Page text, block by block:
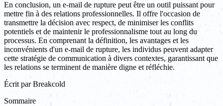
En conclusion, un e-mail de rupture peut être un outil puissant pour
mettre fin à des relations professionnelles. Il offre l'occasion de
transmettre la décision avec respect, de minimiser les conflits
potentiels et de maintenir le professionnalisme tout au long du
processus. En comprenant la définition, les avantages et les
inconvénients d'un e-mail de rupture, les individus peuvent adapter
cette stratégie de communication à divers contextes, garantissant que
les relations se terminent de manière digne et réfléchie.
Écrit par Breakcold
Sommaire